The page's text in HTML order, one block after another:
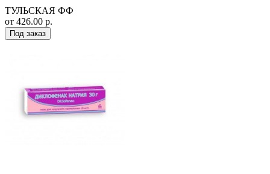
ТУЛЬСКАЯ ФФ
от 426.00 р.
Под заказ